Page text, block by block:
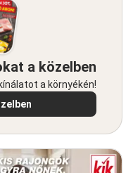
a közelben
a környékén!